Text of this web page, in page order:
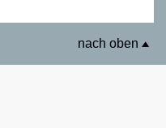
nach oben